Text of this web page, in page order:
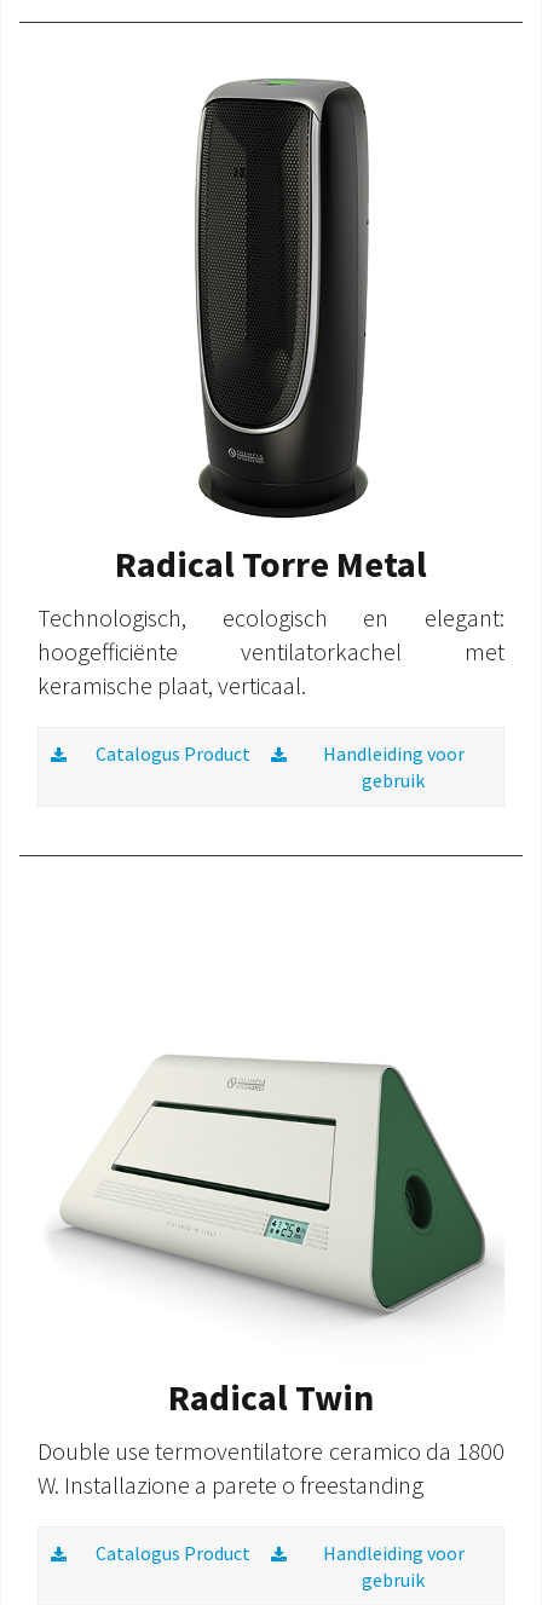
Radical Torre Metal
Technologisch, ecologisch en elegant:
hoogefficiënte ventilatorkachel met
keramische plaat, verticaal.
Catalogus Product
Handleiding voor
gebruik
Radical Twin
Double use termoventilatore ceramico da 1800
W. Installazione a parete o freestanding
Catalogus Product
Handleiding voor
gebruik